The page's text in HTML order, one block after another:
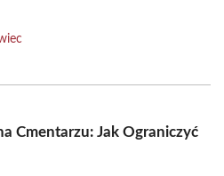
Cmentarzu: Jak Ograniczyć